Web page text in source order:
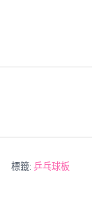
標籤: 乒乓球板